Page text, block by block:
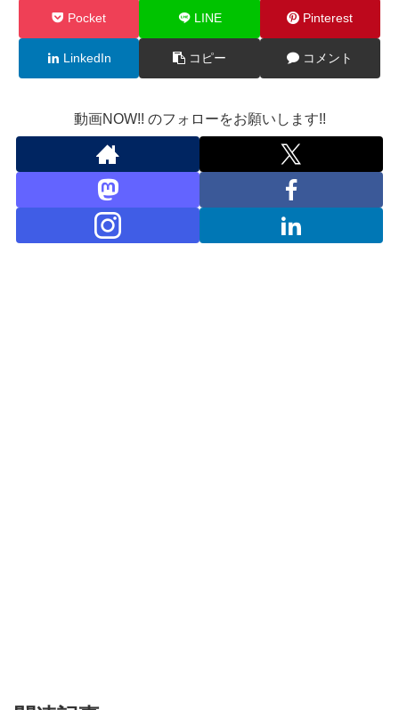
Pocket LINE Pinterest
LinkedIn コピー コメント
動画NOW!! のフォローをお願いします!!